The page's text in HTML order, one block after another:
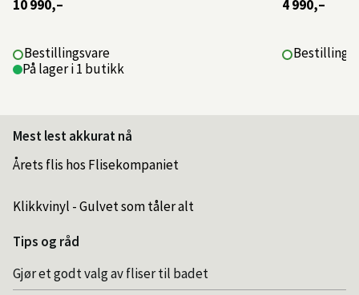
10 990,–
Bestillingsvare
På lager i 1 butikk
4 990,–
Mest lest akkurat nå
Årets flis hos Flisekompaniet
Klikkvinyl - Gulvet som tåler alt
Tips og råd
Gjør et godt valg av fliser til badet